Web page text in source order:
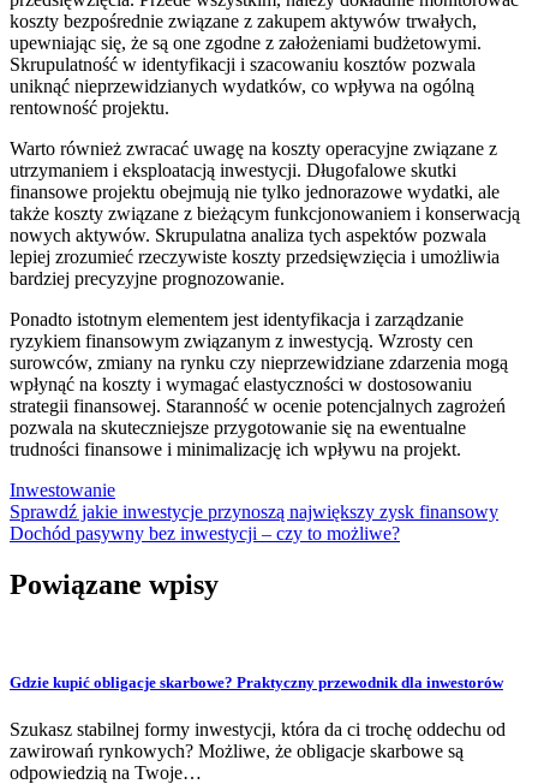
koszty bezpośrednie związane z zakupem aktywów trwałych,
upewniając się, że są one zgodne z założeniami budżetowymi.
Skrupulatność w identyfikacji i szacowaniu kosztów pozwala
uniknąć nieprzewidzianych wydatków, co wpływa na ogólną
rentowność projektu.
Warto również zwracać uwagę na koszty operacyjne związane z
utrzymaniem i eksploatacją inwestycji. Długofalowe skutki
finansowe projektu obejmują nie tylko jednorazowe wydatki, ale
także koszty związane z bieżącym funkcjonowaniem i konserwacją
nowych aktywów. Skrupulatna analiza tych aspektów pozwala
lepiej zrozumieć rzeczywiste koszty przedsięwzięcia i umożliwia
bardziej precyzyjne prognozowanie.
Ponadto istotnym elementem jest identyfikacja i zarządzanie
ryzykiem finansowym związanym z inwestycją. Wzrosty cen
surowców, zmiany na rynku czy nieprzewidziane zdarzenia mogą
wpłynąć na koszty i wymagać elastyczności w dostosowaniu
strategii finansowej. Staranność w ocenie potencjalnych zagrożeń
pozwala na skuteczniejsze przygotowanie się na ewentualne
trudności finansowe i minimalizację ich wpływu na projekt.
Inwestowanie
Nawigacja
wpisu
Sprawdź jakie inwestycje przynoszą największy zysk finansowy
Dochód pasywny bez inwestycji – czy to możliwe?
Powiązane wpisy
Gdzie kupić obligacje skarbowe? Praktyczny przewodnik dla inwestorów
Szukasz stabilnej formy inwestycji, która da ci trochę oddechu od
zawirowań rynkowych? Możliwe, że obligacje skarbowe są
odpowiedzią na Twoje…